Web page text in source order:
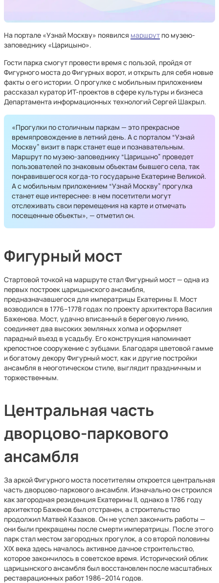
На портале «Узнай Москву» появился маршрут по музею-
заповеднику «Царицыно».
Гости парка смогут провести время с пользой, пройдя от
Фигурного моста до Фигурных ворот, и открыть для себя новые
факты о его истории. О прогулке с мобильным приложением
рассказал куратор ИТ-проектов в сфере культуры и бизнеса
Департамента информационных технологий Сергей Шакрыл.
«Прогулки по столичным паркам — это прекрасное
времяпровождение в летний день. А с порталом “Узнай
Москву” визит в парк станет еще и познавательным.
Маршрут по музею-заповеднику “Царицыно” проведет
пользователей по знаковым объектам бывшего села, так
понравившегося когда-то государыне Екатерине Великой.
А с мобильным приложением “Узнай Москву” прогулка
станет еще интереснее: в нем посетители могут
отслеживать свои перемещения на карте и отмечать
посещенные объекты», — отметил он.
Фигурный мост
Стартовой точкой на маршруте стал Фигурный мост — одна из
первых построек царицынского ансамбля,
предназначавшегося для императрицы Екатерины II. Мост
возводился в 1776–1778 годах по проекту архитектора Василия
Баженова. Мост, удачно вписанный в береговую линию,
соединяет два высоких земляных холма и оформляет
парадный въезд в усадьбу. Его конструкция напоминает
крепостное сооружение с зубцами. Благодаря цветовой гамме
и богатому декору Фигурный мост, как и другие постройки
ансамбля в неоготическом стиле, выглядит праздничным и
торжественным.
Центральная часть
дворцово-паркового
ансамбля
За аркой Фигурного моста посетителям откроется центральная
часть дворцово-паркового ансамбля. Изначально он строился
как загородная резиденция Екатерины II, однако в 1786 году
архитектор Баженов был отстранен, а строительство
продолжил Матвей Казаков. Он не успел закончить работы —
они были прекращены после смерти императрицы. После этого
парк стал местом загородных прогулок, а со второй половины
XIX века здесь началось активное дачное строительство,
которое закончилось в советское время. Исторический облик
царицынского ансамбля был восстановлен после масштабных
реставрационных работ 1986–2014 годов.